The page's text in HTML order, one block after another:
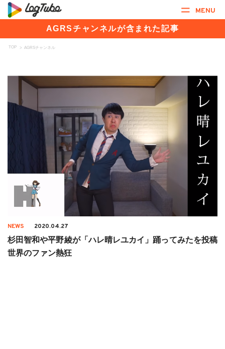
MENU
AGRSチャンネルが含まれた記事
TOP > AGRSチャンネル
NEWS 2020.04.27
杉田智和や平野綾が「ハレ晴レユカイ」踊ってみたを投稿
世界のファン熱狂